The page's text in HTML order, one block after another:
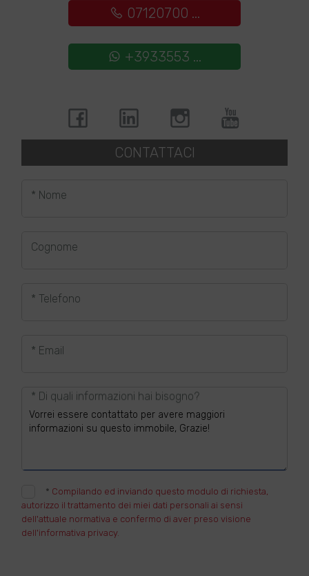
07120700 ...
+3933553 ...
CONTATTACI
* Nome
Cognome
* Telefono
* Email
* Di quali informazioni hai bisogno?
* Compilando ed inviando questo modulo di richiesta,
autorizzo il trattamento dei miei dati personali ai sensi
dell'attuale normativa e confermo di aver preso visione
dell'informativa privacy.